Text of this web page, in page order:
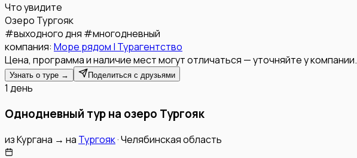
Что увидите
Озеро Тургояк
#выходного дня #многодневный
компания: Море рядом | Турагентство
Цена, программа и наличие мест могут отличаться — уточняйте у компании.
Узнать о туре → Поделиться с друзьями
1 день
Однодневный тур на озеро Тургояк
изКургана → на Тургояк·Челябинская область